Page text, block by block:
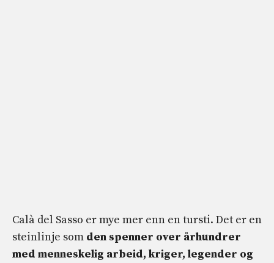
Calà del Sasso er mye mer enn en tursti. Det er en
steinlinje som den spenner over århundrer
med menneskelig arbeid, kriger, legender og